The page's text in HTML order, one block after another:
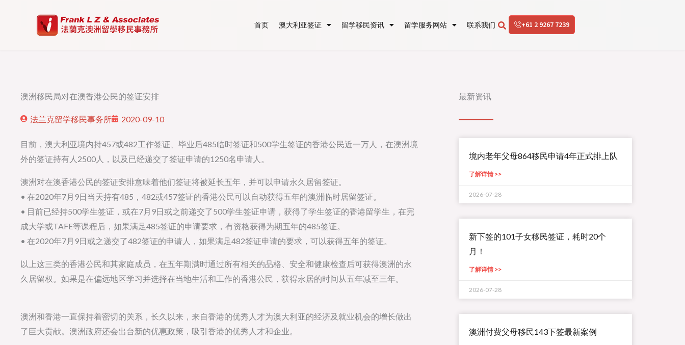
首页 澳大利亚签证 留学移民资讯 留学服务网站 联系我们 +61 2 9267 7239
澳洲移民局对在澳香港公民的签证安排
法兰克留学移民事务所 2020-09-10
目前，澳大利亚境内持457或482工作签证、毕业后485临时签证和500学生签证的香港公民近一万人，在澳洲境
外的签证持有人2500人，以及已经递交了签证申请的1250名申请人。
澳洲对在澳香港公民的签证安排意味着他们签证将被延长五年，并可以申请永久居留签证。
• 在2020年7月9日当天持有485，482或457签证的香港公民可以自动获得五年的澳洲临时居留签证。
• 目前已经持500学生签证，或在7月9日或之前递交了500学生签证申请，获得了学生签证的香港留学生，在完
成大学或TAFE等课程后，如果满足485签证的申请要求，有资格获得为期五年的485签证。
• 在2020年7月9日或之递交了482签证的申请人，如果满足482签证申请的要求，可以获得五年的签证。
以上这三类的香港公民和其家庭成员，在五年期满时通过所有相关的品格、安全和健康检查后可获得澳洲的永
久居留权。如果是在偏远地区学习并选择在当地生活和工作的香港公民，获得永居的时间从五年减至三年。
澳洲和香港一直保持着密切的关系，长久以来，来自香港的优秀人才为澳大利亚的经济及就业机会的增长做出
了巨大贡献。澳洲政府还会出台新的优惠政策，吸引香港的优秀人才和企业。
最新资讯
境内老年父母864移民申请4年正式排上队
了解详情 >>
2026-07-28
新下签的101子女移民签证，耗时20个
月！
了解详情 >>
2026-07-28
澳洲付费父母移民143下签最新案例